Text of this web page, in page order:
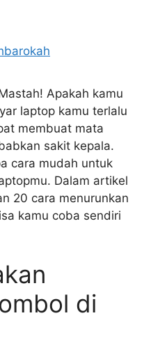
Apakah kamu
laptop kamu terlalu
membuat mata
sakit kepala.
cara mudah untuk
Dalam artikel
20 cara menurunkan
kamu coba sendiri
di